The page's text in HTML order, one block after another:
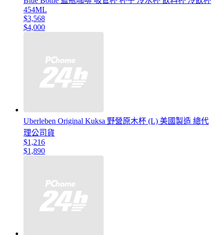
454ML
$3,568
$4,000
Uberleben Original Kuksa 野營原木杯 (L) 美國製造 總代
理公司貨
$1,216
$1,890